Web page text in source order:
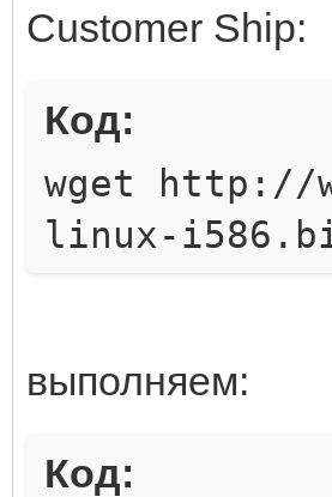
Customer Ship:
Код:
wget http://
linux-
выполняем:
Код: